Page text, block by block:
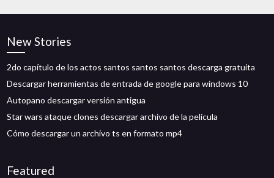
New Stories
2do capítulo de los actos santos santos santos descarga gratuita
Descargar herramientas de entrada de google para windows 10
Autopano descargar versión antigua
Star wars ataque clones descargar archivo de la película
Cómo descargar un archivo ts en formato mp4
Featured